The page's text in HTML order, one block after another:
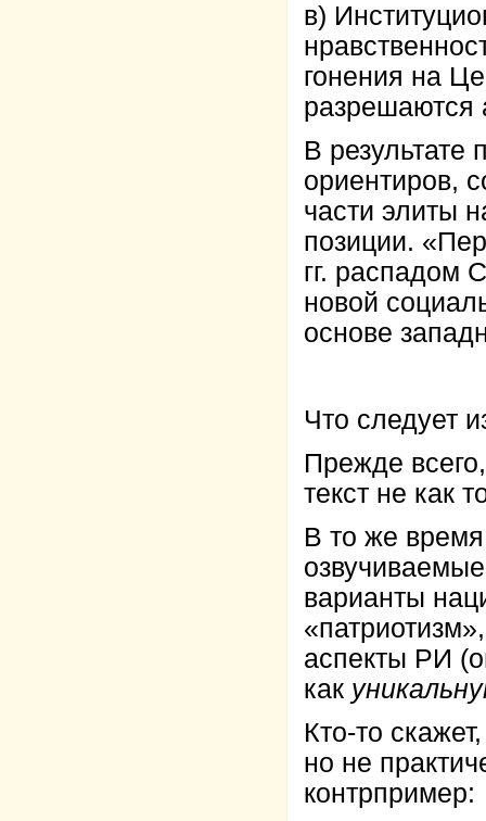
в)
гонения на
разрешаются
В результате
ориентиров,
части элиты
позиции.
гг. распадом
новой
основе
Что следует
Прежде
текст не как
В то же
варианты
аспекты РИ
как
Кто-то
но не
контрпример: